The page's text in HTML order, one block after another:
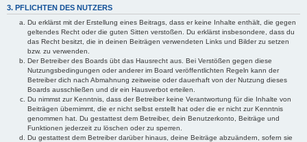
3. PFLICHTEN DES NUTZERS
Du erklärst mit der Erstellung eines Beitrags, dass er keine Inhalte enthält, die gegen
geltendes Recht oder die guten Sitten verstoßen. Du erklärst insbesondere, dass du
das Recht besitzt, die in deinen Beiträgen verwendeten Links und Bilder zu setzen
bzw. zu verwenden.
Der Betreiber des Boards übt das Hausrecht aus. Bei Verstößen gegen diese
Nutzungsbedingungen oder anderer im Board veröffentlichten Regeln kann der
Betreiber dich nach Abmahnung zeitweise oder dauerhaft von der Nutzung dieses
Boards ausschließen und dir ein Hausverbot erteilen.
Du nimmst zur Kenntnis, dass der Betreiber keine Verantwortung für die Inhalte von
Beiträgen übernimmt, die er nicht selbst erstellt hat oder die er nicht zur Kenntnis
genommen hat. Du gestattest dem Betreiber, dein Benutzerkonto, Beiträge und
Funktionen jederzeit zu löschen oder zu sperren.
Du gestattest dem Betreiber darüber hinaus, deine Beiträge abzuändern, sofern sie